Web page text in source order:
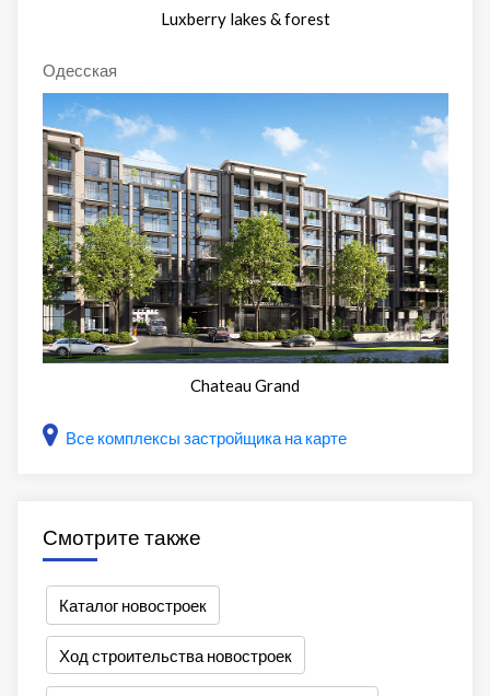
Luxberry lakes & forest
Одесская
Chateau Grand
Все комплексы застройщика на карте
Смотрите также
Каталог новостроек
Ход строительства новостроек